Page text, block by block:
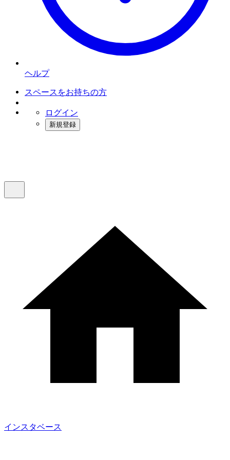
ヘルプ
スペースをお持ちの方
ログイン
新規登録
インスタベース